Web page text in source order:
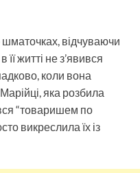
відчуваючи
житті не з’явився
коли вона
яка розбила
“товаришем по
викреслила їх із